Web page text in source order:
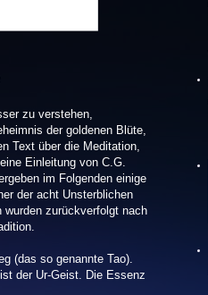
zu verstehen,
der goldenen Blüte,
Text über die Meditation,
Einleitung von C.G.
im Folgenden einige
der acht Unsterblichen
wurden zurückverfolgt nach
(das so genannte Tao).
der Ur-Geist. Die Essenz